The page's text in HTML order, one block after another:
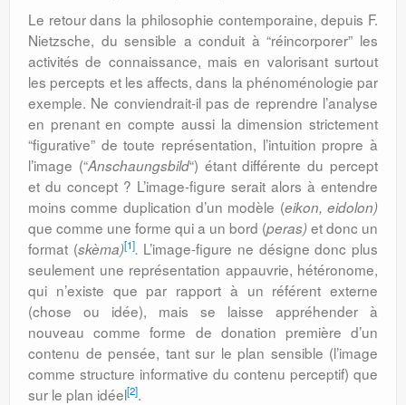
Le retour dans la philosophie contemporaine, depuis F.
Nietzsche, du sensible a conduit à “réincorporer” les
activités de connaissance, mais en valorisant surtout
les percepts et les affects, dans la phénoménologie par
exemple. Ne conviendrait-il pas de reprendre l’analyse
en prenant en compte aussi la dimension strictement
“figurative” de toute représentation, l’intuition propre à
l’image (“Anschaungsbild“) étant différente du percept
et du concept ? L’image-figure serait alors à entendre
moins comme duplication d’un modèle (eikon, eidolon)
que comme une forme qui a un bord (peras)et donc un
format (skèma)[1]. L’image-figure ne désigne donc plus
seulement une représentation appauvrie, hétéronome,
qui n’existe que par rapport à un référent externe
(chose ou idée), mais se laisse appréhender à
nouveau comme forme de donation première d’un
contenu de pensée, tant sur le plan sensible (l’image
comme structure informative du contenu perceptif) que
sur le plan idéel[2].